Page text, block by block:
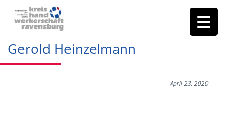
Gerold Heinzelmann
April 23, 2020